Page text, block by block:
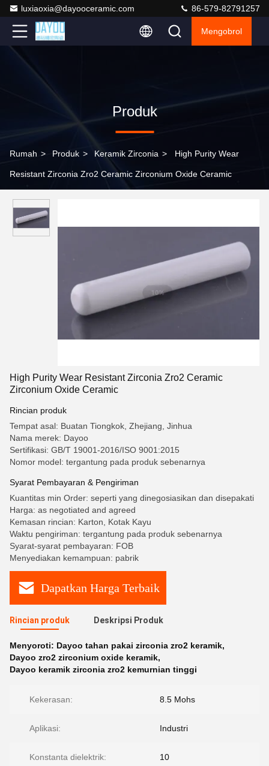
luxiaoxia@dayooceramic.com 86-579-82791257
Mengobrol
Produk
Rumah > Produk > Keramik Zirconia > High Purity Wear
Resistant Zirconia Zro2 Ceramic Zirconium Oxide Ceramic
High Purity Wear Resistant Zirconia Zro2 Ceramic
Zirconium Oxide Ceramic
Rincian produk
Tempat asal: Buatan Tiongkok, Zhejiang, Jinhua
Nama merek: Dayoo
Sertifikasi: GB/T 19001-2016/ISO 9001:2015
Nomor model: tergantung pada produk sebenarnya
Syarat Pembayaran & Pengiriman
Kuantitas min Order: seperti yang dinegosiasikan dan disepakati
Harga: as negotiated and agreed
Kemasan rincian: Karton, Kotak Kayu
Waktu pengiriman: tergantung pada produk sebenarnya
Syarat-syarat pembayaran: FOB
Menyediakan kemampuan: pabrik
Dapatkan Harga Terbaik
Rincian produk Deskripsi Produk
Menyoroti: Dayoo tahan pakai zirconia zro2 keramik,
Dayoo zro2 zirconium oxide keramik,
Dayoo keramik zirconia zro2 kemurnian tinggi
Kekerasan: 8.5 Mohs
Aplikasi: Industri
Konstanta dielektrik: 10